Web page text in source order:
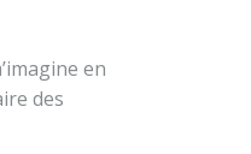
en
des